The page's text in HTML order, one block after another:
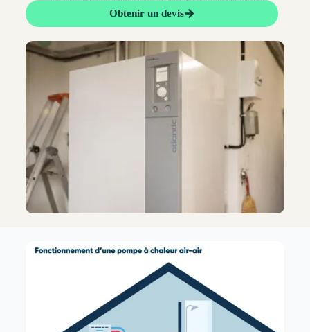
Obtenir un devis